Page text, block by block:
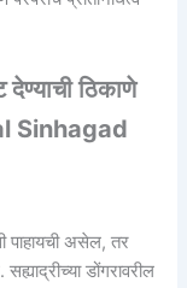
ठिकाणे
Sinhagad
पाहायची असेल, तर
डोंगरावरील